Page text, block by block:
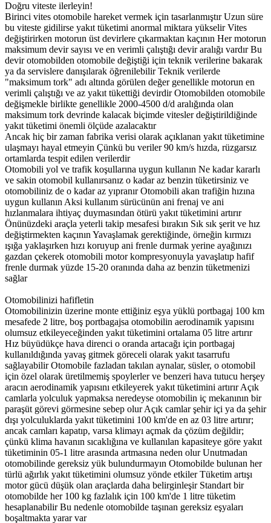
Doğru viteste ilerleyin!
Birinci vites otomobile hareket vermek için tasarlanmıştır Uzun süre
bu viteste gidilirse yakıt tüketimi anormal miktara yükselir Vites
değiştirirken motorun üst devirlere çıkarmaktan kaçının Her motorun
maksimum devir sayısı ve en verimli çalıştığı devir aralığı vardır Bu
devir otomobilden otomobile değiştiği için teknik verilerine bakarak
ya da servislere danışılarak öğrenilebilir Teknik verilerde
"maksimum tork" adı altında görülen değer genellikle motorun en
verimli çalıştığı ve az yakıt tükettiği devirdir Otomobilden otomobile
değişmekle birlikte genellikle 2000-4500 d/d aralığında olan
maksimum tork devrinde kalacak biçimde vitesler değiştirildiğinde
yakıt tüketimi önemli ölçüde azalacaktır
Ancak hiç bir zaman fabrika verisi olarak açıklanan yakıt tüketimine
ulaşmayı hayal etmeyin Çünkü bu veriler 90 km/s hızda, rüzgarsız
ortamlarda tespit edilen verilerdir
Otomobili yol ve trafik koşullarına uygun kullanın Ne kadar kararlı
ve sakin otomobil kullanırsanız o kadar az benzin tüketirsiniz ve
otomobiliniz de o kadar az yıpranır Otomobili akan trafiğin hızına
uygun kullanın Aksi kullanım sürücünün ani frenaj ve ani
hızlanmalara ihtiyaç duymasından ötürü yakıt tüketimini artırır
Önünüzdeki araçla yeterli takip mesafesi bırakın Sık sık şerit ve hız
değiştirmekten kaçının Yavaşlamak gerektiğinde, örneğin kırmızı
ışığa yaklaşırken hızı koruyup ani frenle durmak yerine ayağınızı
gazdan çekerek otomobili motor kompresyonuyla yavaşlatıp hafif
frenle durmak yüzde 15-20 oranında daha az benzin tüketmenizi
sağlar
Otomobilinizi hafifletin
Otomobilinizin üzerine monte ettiğiniz eşya yüklü portbagaj 100 km
mesafede 2 litre, boş portbagajsa otomobilin aerodinamik yapısını
olumsuz etkileyeceğinden yakıt tüketimini ortalama 05 litre artırır
Hız büyüdükçe hava direnci o oranda artacağı için portbagaj
kullanıldığında yavaş gitmek göreceli olarak yakıt tasarrufu
sağlayabilir Otomobile fazladan takılan aynalar, süsler, o otomobil
için özel olarak üretilmemiş spoylerler ve benzeri hava tutucu herşey
aracın aerodinamik yapısını etkileyerek yakıt tüketimini artırır Açık
camlarla yolculuk yapmaksa neredeyse otomobilin iç mekanının bir
paraşüt görevi görmesine sebep olur Açık camlar şehir içi ya da şehir
dışı yolculuklarda yakıt tüketimini 100 km'de en az 03 litre artırır;
ancak camları kapatıp, varsa klimayı açmak da çözüm değildir;
çünkü klima havanın sıcaklığına ve kullanılan kapasiteye göre yakıt
tüketiminin 05-1 litre arasında artmasına neden olur Unutmadan
otomobilinde gereksiz yük bulundurmayın Otomobilde bulunan her
türlü ağırlık yakıt tüketimini olumsuz yönde etkiler Tüketim artışı
motor gücü düşük olan araçlarda daha belirginleşir Standart bir
otomobilde her 100 kg fazlalık için 100 km'de 1 litre tüketim
hesaplanabilir Bu nedenle otomobilde taşınan gereksiz eşyaları
boşaltmakta yarar var